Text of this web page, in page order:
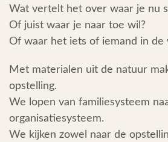
Wat vertelt het over waar je nu
Of juist waar je naar toe wil?
Of waar het iets of iemand in de
Met materialen uit de natuur
opstelling.
We lopen van familiesysteem
organisatiesysteem.
We kijken zowel naar de